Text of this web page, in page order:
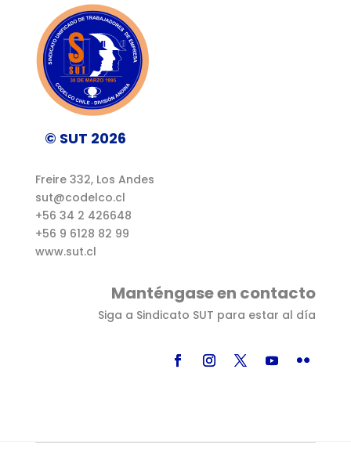
© SUT 2026
Freire 332, Los Andes
sut@codelco.cl
+56 34 2 426648
+56 9 6128 82 99
www.sut.cl
Manténgase en contacto
Siga a Sindicato SUT para estar al día